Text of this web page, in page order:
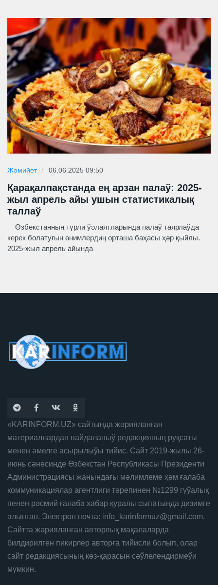
Жәмийет 06.06.2025 09:50
Қарақалпақстанда ең арзан палаў: 2025-
жыл апрель айы ушын статистикалық
таллаў
Өзбекстанның түрли ўәлаятларында палаў таярлаўда
керек болатуғын өнимлердиң орташа баҳасы ҳәр қыйлы.
2025-жыл апрель айында
«KARINFORM.UZ» сайтында жәрияланған
материаллардан пайдаланыў редакцияның руқсаты
менен әмелге асырылыўы тийис. Сайт 2019-жылы 26-
июнь сәнесинде Өзбекстан Республикасы Президенти
Администрациясы жанындағы мәлимлеме ҳәм ғалаба
коммуникациялар агентлиги тәрепинен №1299 гүўалық
пенен рәсмий ғалаба хабар қуралы сыпатында дизимге
алынған. Электрон почта: info_karinformuz@gmail.com.
Сайтта жәрияланған авторлық мақалаларда
билдирилген пикирлер авторға тийисли болып, олар
сайт редакциясының көз-қарасын сәўлелендирмеўи
мүмкин.